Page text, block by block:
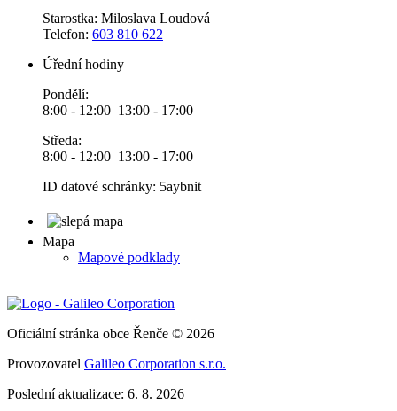
Starostka: Miloslava Loudová
Telefon: 603 810 622
Úřední hodiny
Pondělí:
8:00 - 12:00 13:00 - 17:00
Středa:
8:00 - 12:00 13:00 - 17:00
ID datové schránky: 5aybnit
Mapa
Mapové podklady
Oficiální stránka obce Řenče © 2026
Provozovatel Galileo Corporation s.r.o.
Poslední aktualizace: 6. 8. 2026